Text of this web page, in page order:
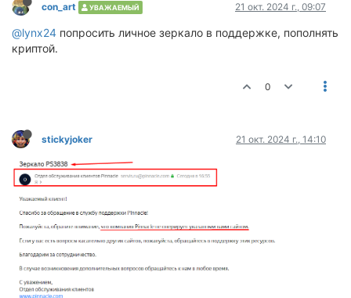
сon_art УВАЖАЕМЫЙ 21 окт. 2024 г., 09:07
@lynx24 попросить личное зеркало в поддержке, пополнять
криптой.
0
stickyjoker 21 окт. 2024 г., 14:10